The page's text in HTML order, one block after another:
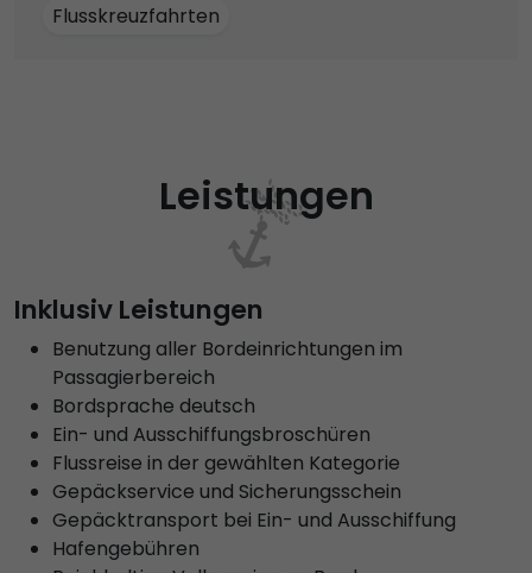
Flusskreuzfahrten
Leistungen
Inklusiv Leistungen
Benutzung aller Bordeinrichtungen im
Passagierbereich
Bordsprache deutsch
Ein- und Ausschiffungsbroschüren
Flussreise in der gewählten Kategorie
Gepäckservice und Sicherungsschein
Gepäcktransport bei Ein- und Ausschiffung
Hafengebühren